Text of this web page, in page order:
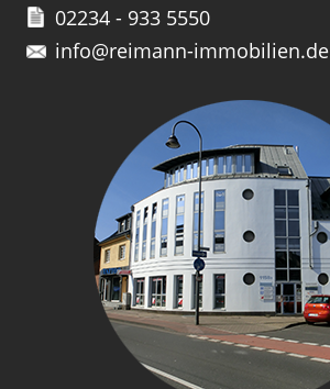
02234 - 933 5550
info@reimann-immobilien.de